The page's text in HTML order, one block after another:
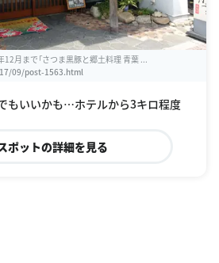
月まで「さつま黒豚と郷土料理 青葉 ...
09/post-1563.html
もいいかも…ホテルから3キロ程度
ポットの詳細を見る